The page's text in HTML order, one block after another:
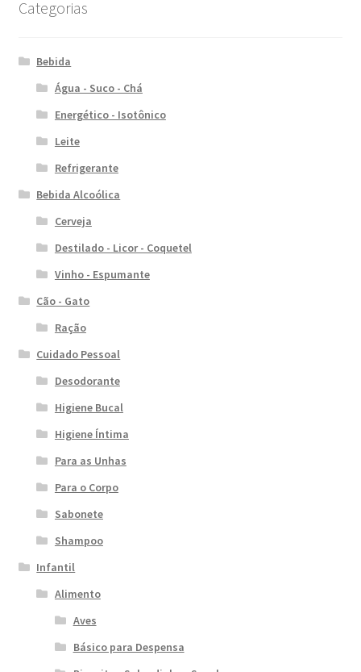
Categorias
Bebida
Água - Suco - Chá
Energético - Isotônico
Leite
Refrigerante
Bebida Alcoólica
Cerveja
Destilado - Licor - Coquetel
Vinho - Espumante
Cão - Gato
Ração
Cuidado Pessoal
Desodorante
Higiene Bucal
Higiene Íntima
Para as Unhas
Para o Corpo
Sabonete
Shampoo
Infantil
Alimento
Aves
Básico para Despensa